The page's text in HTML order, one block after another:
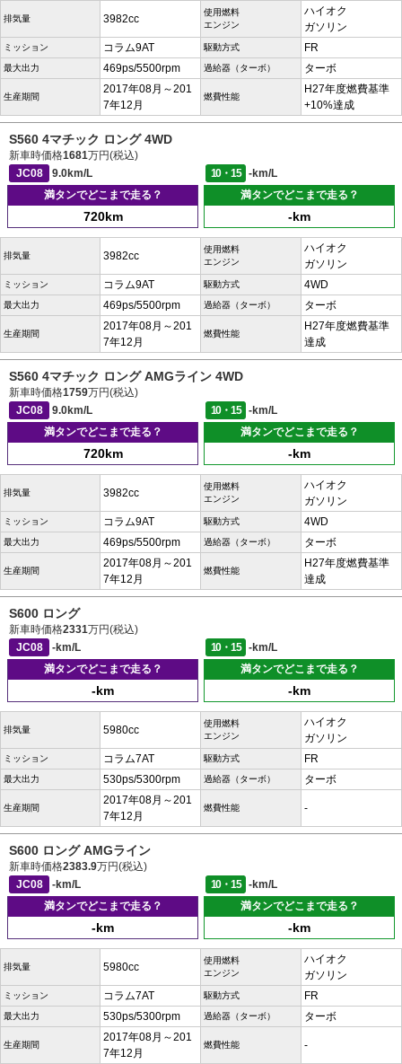
排気量 3982cc
使用燃料
エンジン
ハイオク
ガソリン
ミッション コラム9AT 駆動方式 FR
最大出力 469ps/5500rpm 過給器（ターボ） ターボ
生産期間
2017年08月～201
7年12月
燃費性能
H27年度燃費基準
+10%達成
S560 4マチック ロング 4WD
新車時価格1681万円(税込)
JC08
9.0km/L 10・15
-km/L
満タンでどこまで走る？
720km
満タンでどこまで走る？
-km
排気量 3982cc
使用燃料
エンジン
ハイオク
ガソリン
ミッション コラム9AT 駆動方式 4WD
最大出力 469ps/5500rpm 過給器（ターボ） ターボ
生産期間
2017年08月～201
7年12月
燃費性能
H27年度燃費基準
達成
S560 4マチック ロング AMGライン 4WD
新車時価格1759万円(税込)
JC08
9.0km/L 10・15
-km/L
満タンでどこまで走る？
720km
満タンでどこまで走る？
-km
排気量 3982cc
使用燃料
エンジン
ハイオク
ガソリン
ミッション コラム9AT 駆動方式 4WD
最大出力 469ps/5500rpm 過給器（ターボ） ターボ
生産期間
2017年08月～201
7年12月
燃費性能
H27年度燃費基準
達成
S600 ロング
新車時価格2331万円(税込)
JC08
-km/L 10・15
-km/L
満タンでどこまで走る？
-km
満タンでどこまで走る？
-km
排気量 5980cc
使用燃料
エンジン
ハイオク
ガソリン
ミッション コラム7AT 駆動方式 FR
最大出力 530ps/5300rpm 過給器（ターボ） ターボ
生産期間
2017年08月～201
7年12月
燃費性能 -
S600 ロング AMGライン
新車時価格2383.9万円(税込)
JC08
-km/L 10・15
-km/L
満タンでどこまで走る？
-km
満タンでどこまで走る？
-km
排気量 5980cc
使用燃料
エンジン
ハイオク
ガソリン
ミッション コラム7AT 駆動方式 FR
最大出力 530ps/5300rpm 過給器（ターボ） ターボ
生産期間
2017年08月～201
7年12月
燃費性能 -